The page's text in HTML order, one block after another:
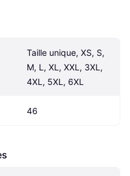
Taille unique, XS, S,
M, L, XL, XXL, 3XL,
4XL, 5XL, 6XL
46